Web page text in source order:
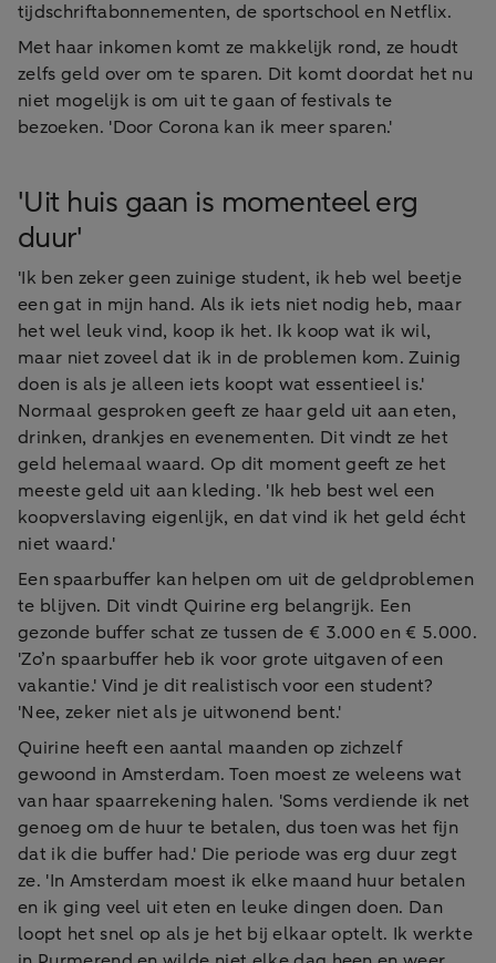
tijdschriftabonnementen, de sportschool en Netflix.
Met haar inkomen komt ze makkelijk rond, ze houdt
zelfs geld over om te sparen. Dit komt doordat het nu
niet mogelijk is om uit te gaan of festivals te
bezoeken. 'Door Corona kan ik meer sparen.'
'Uit huis gaan is momenteel erg
duur'
'Ik ben zeker geen zuinige student, ik heb wel beetje
een gat in mijn hand. Als ik iets niet nodig heb, maar
het wel leuk vind, koop ik het. Ik koop wat ik wil,
maar niet zoveel dat ik in de problemen kom. Zuinig
doen is als je alleen iets koopt wat essentieel is.'
Normaal gesproken geeft ze haar geld uit aan eten,
drinken, drankjes en evenementen. Dit vindt ze het
geld helemaal waard. Op dit moment geeft ze het
meeste geld uit aan kleding. 'Ik heb best wel een
koopverslaving eigenlijk, en dat vind ik het geld écht
niet waard.'
Een spaarbuffer kan helpen om uit de geldproblemen
te blijven. Dit vindt Quirine erg belangrijk. Een
gezonde buffer schat ze tussen de € 3.000 en € 5.000.
'Zo’n spaarbuffer heb ik voor grote uitgaven of een
vakantie.' Vind je dit realistisch voor een student?
'Nee, zeker niet als je uitwonend bent.'
Quirine heeft een aantal maanden op zichzelf
gewoond in Amsterdam. Toen moest ze weleens wat
van haar spaarrekening halen. 'Soms verdiende ik net
genoeg om de huur te betalen, dus toen was het fijn
dat ik die buffer had.' Die periode was erg duur zegt
ze. 'In Amsterdam moest ik elke maand huur betalen
en ik ging veel uit eten en leuke dingen doen. Dan
loopt het snel op als je het bij elkaar optelt. Ik werkte